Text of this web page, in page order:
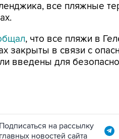
все пляжные
, что все пляжи в
закрыты в связи с
введены для
Подписаться на рассылку
главных новостей сайта